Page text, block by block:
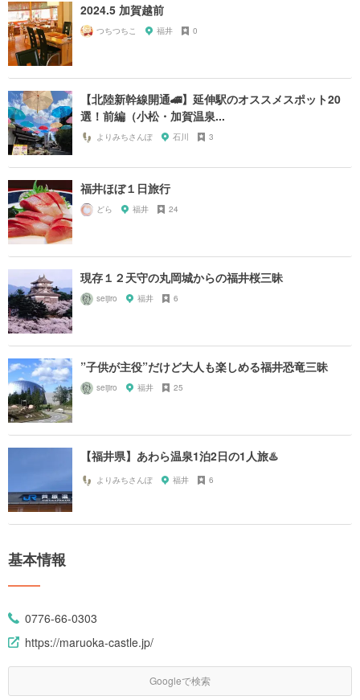
2024.5 加賀越前
つちつちこ 福井 0
【北陸新幹線開通🚄】延伸駅のオススメスポット20
選！前編（小松・加賀温泉...
よりみちさんぽ 石川 3
福井ほぼ１日旅行
どら 福井 24
現存１２天守の丸岡城からの福井桜三昧
seijiro 福井 6
”子供が主役”だけど大人も楽しめる福井恐竜三昧
seijiro 福井 25
【福井県】あわら温泉1泊2日の1人旅♨️
よりみちさんぽ 福井 6
基本情報
0776-66-0303
https://maruoka-castle.jp/
Googleで検索